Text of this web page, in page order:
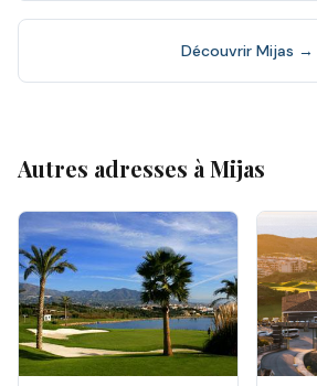
Découvrir Mijas →
Autres adresses àMijas